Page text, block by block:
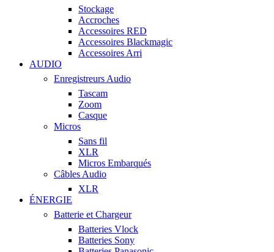
Stockage
Accroches
Accessoires RED
Accessoires Blackmagic
Accessoires Arri
AUDIO
Enregistreurs Audio
Tascam
Zoom
Casque
Micros
Sans fil
XLR
Micros Embarqués
Câbles Audio
XLR
ÉNERGIE
Batterie et Chargeur
Batteries Vlock
Batteries Sony